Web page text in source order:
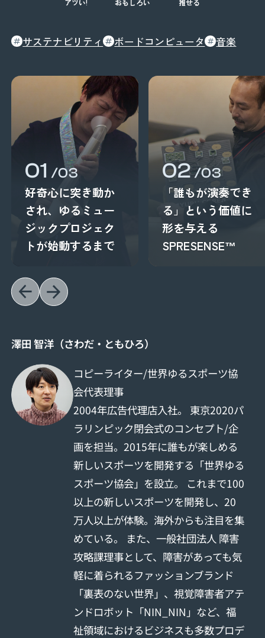
アツい! おもしろい 推せる
サステナビリティ ボードコンピュータ 音楽
01 /03
好奇心に突き動か
され、ゆるミュー
ジックプロジェク
トが始動するまで
02 /03
「誰もが演奏でき
る」という価値に
形を与える
SPRESENSE™
澤田 智洋（さわだ・ともひろ）
コピーライター/世界ゆるスポーツ協
会代表理事
2004年広告代理店入社。 東京2020パ
ラリンピック閉会式のコンセプト/企
画を担当。2015年に誰もが楽しめる
新しいスポーツを開発する「世界ゆる
スポーツ協会」を設立。 これまで100
以上の新しいスポーツを開発し、20
万人以上が体験。海外からも注目を集
めている。 また、一般社団法人 障害
攻略課理事として、障害があっても気
軽に着られるファッションブランド
「裏表のない世界」、視覚障害者アテ
ンドロボット「NIN_NIN」など、福
祉領域におけるビジネスも多数プロデ